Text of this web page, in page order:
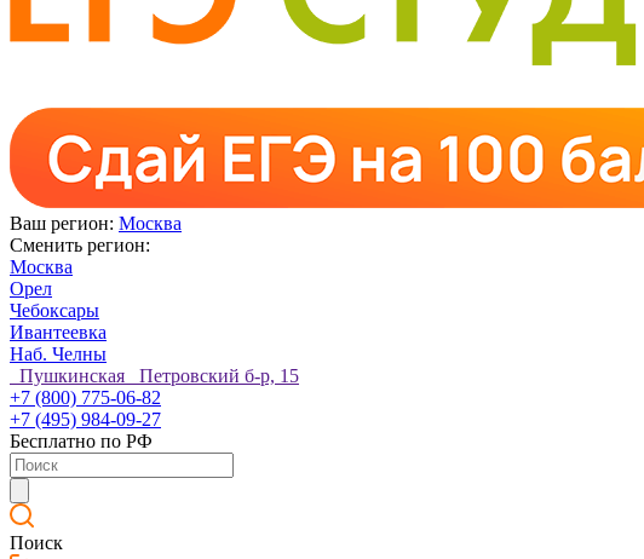
Ваш регион: Москва
Сменить регион:
Москва
Орел
Чебоксары
Ивантеевка
Наб. Челны
Пушкинская Петровский б-р, 15
+7 (800) 775-06-82
+7 (495) 984-09-27
Бесплатно по РФ
Поиск